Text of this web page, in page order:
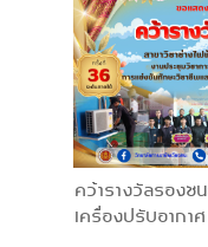
คว้ารางวัลรองช
เครื่องปรับอากา